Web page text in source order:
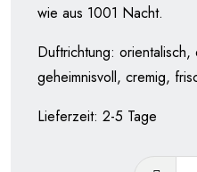
wie aus 1001 Nacht.
Duftrichtung: orientalisch,
geheimnisvoll, cremig,
Lieferzeit: 2-5 Tage